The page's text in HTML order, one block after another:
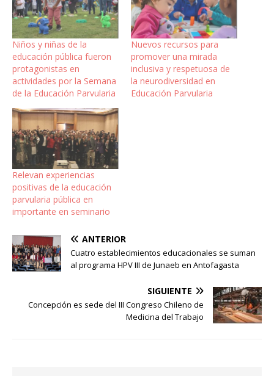
Niños y niñas de la
educación pública fueron
protagonistas en
actividades por la Semana
de la Educación Parvularia
Nuevos recursos para
promover una mirada
inclusiva y respetuosa de
la neurodiversidad en
Educación Parvularia
Relevan experiencias
positivas de la educación
parvularia pública en
importante en seminario
ANTERIOR
Cuatro establecimientos educacionales se suman
al programa HPV III de Junaeb en Antofagasta
SIGUIENTE
Concepción es sede del III Congreso Chileno de
Medicina del Trabajo